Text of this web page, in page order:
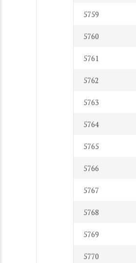
5759
5760
5761
5762
5763
5764
5765
5766
5767
5768
5769
5770